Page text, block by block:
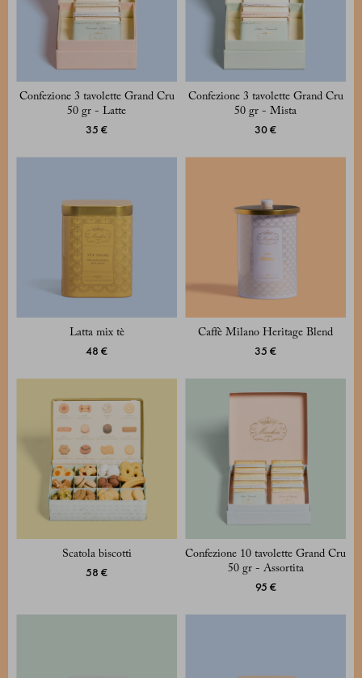
Confezione 3 tavolette Grand Cru
50 gr - Latte
35 €
Confezione 3 tavolette Grand Cru
50 gr - Mista
30 €
Latta mix tè
48 €
Caffè Milano Heritage Blend
35 €
Scatola biscotti
58 €
Confezione 10 tavolette Grand Cru
50 gr - Assortita
95 €